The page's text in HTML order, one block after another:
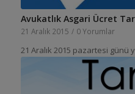
Avukatlık Asgari Ücret
21 Aralık 2015 / 0 Yorumlar
21 Aralık 2015 pazartesi günü